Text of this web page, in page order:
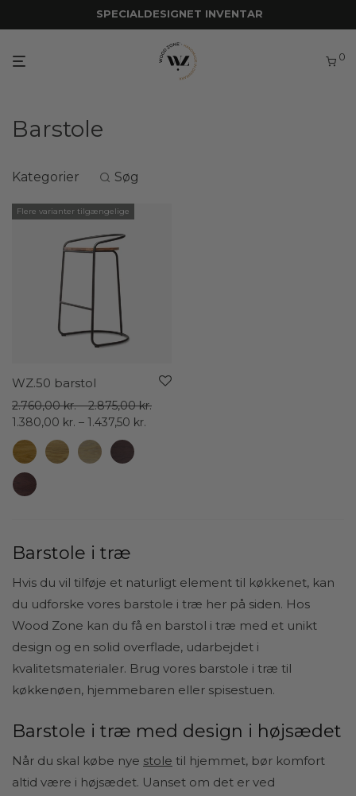
SPECIALDESIGNET INVENTAR
0
Barstole
Kategorier Søg
Flere varianter tilgængelige
WZ.50 barstol
2.760,00kr. – 2.875,00kr.Prisinterval:
1.380,00 kr. – 1.437,50 kr.
Barstole i træ
Hvis du vil tilføje et naturligt element til køkkenet, kan
du udforske vores barstole i træ her på siden. Hos
Wood Zone kan du få en barstol i træ med et unikt
design og en solid overflade, udarbejdet i
kvalitetsmaterialer. Brug vores barstole i træ til
køkkenøen, hjemmebaren eller spisestuen.
Barstole i træ med design i højsædet
Når du skal købe nye stole til hjemmet, bør komfort
altid være i højsædet. Uanset om det er ved